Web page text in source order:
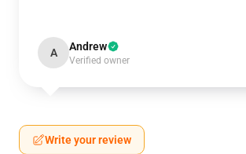
A Andrew
Verified owner
Write your review